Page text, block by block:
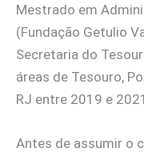
Mestrado em
(Fundação Getulio
Secretaria do
áreas de Tesouro,
RJ entre 2019 e 2021.
Antes de assumir o